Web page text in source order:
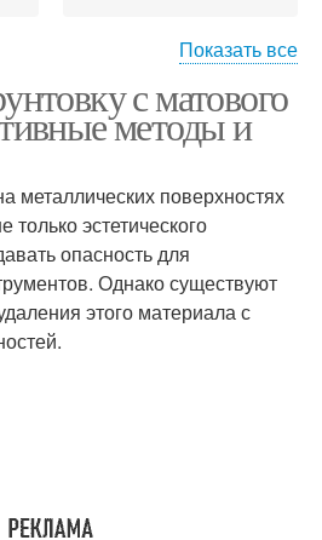
Стекло к удалению
Показать все
с матового
методы и
металлических поверхностях
эстетического
опасность для
Однако существуют
этого материала с